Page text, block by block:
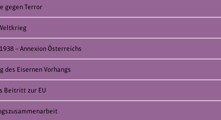
gegen Terror
– Annexion Österreichs
des Eisernen Vorhangs
Beitritt zur EU